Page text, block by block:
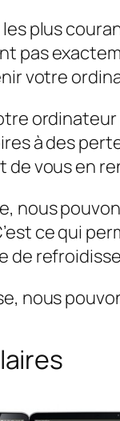
les plus
pas
votre
ordinateur
à des
vous en
nous
ce qui
de
nous